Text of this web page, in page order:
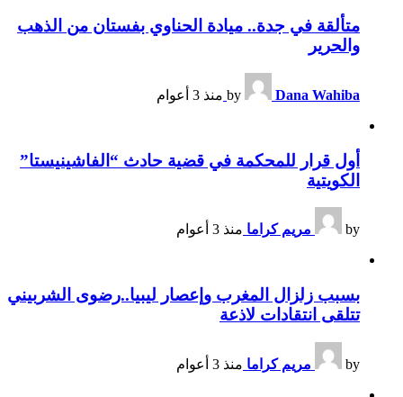
متألقة في جدة.. ميادة الحناوي بفستان من الذهب
والحرير
by Dana Wahiba منذ 3 أعوام
أول قرار للمحكمة في قضية حادث “الفاشينيستا”
الكويتية
by مريم كراما منذ 3 أعوام
بسبب زلزال المغرب وإعصار ليبيا..رضوى الشربيني
تتلقى انتقادات لاذعة
by مريم كراما منذ 3 أعوام